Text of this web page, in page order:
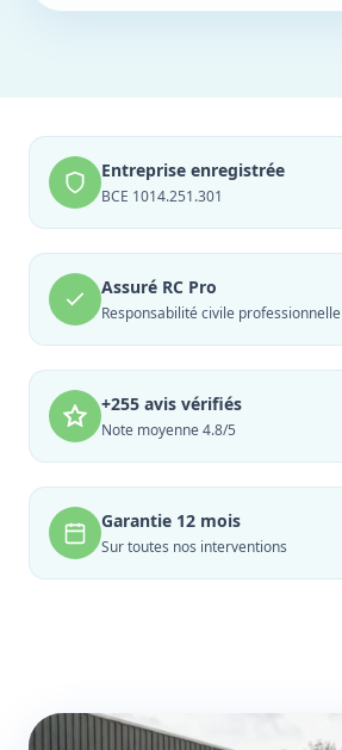
Entreprise enregistrée
BCE 1014.251.301
Assuré RC Pro
Responsabilité civile professionnelle
+255 avis vérifiés
Note moyenne 4.8/5
Garantie 12 mois
Sur toutes nos interventions